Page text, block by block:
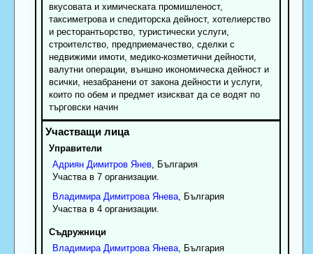
вкусовата и химическата промишленост,
таксиметрова и спедиторска дейност, хотелиерство
и ресторантьорство, туристически услуги,
строителство, предприемачество, сделки с
недвижими имоти, медико-козметични дейности,
валутни операции, външно икономическа дейност и
всички, незабранени от закона дейности и услуги,
които по обем и предмет изискват да се водят по
търговски начин
Управители
Адриян Димитров Янев, България
Участва в 7 организации.
Владимира Димитрова Янева, България
Участва в 4 организации.
Съдружници
Владимира Димитрова Янева, България